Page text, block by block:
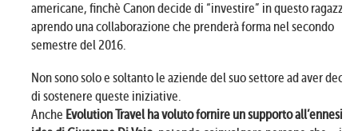
americane, finchè Canon decide di “investire” in questo ragazzo,
aprendo una collaborazione che prenderà forma nel secondo
semestre del 2016.
Non sono solo e soltanto le aziende del suo settore ad aver deciso
di sostenere queste iniziative.
Anche Evolution Travel ha voluto fornire un supporto all’ennesima